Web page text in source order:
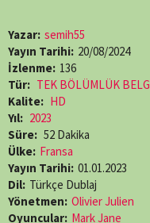
Yazar: semih55
Yayın Tarihi: 20/08/2024
İzlenme: 136
Tür: TEK BÖLÜMLÜK
Kalite: HD
Yıl: 2023
Süre: 52 Dakika
Ülke: Fransa
Yayın Tarihi: 01.01.2023
Dil: Türkçe Dublaj
Yönetmen: Olivier Julien
Oyuncular: Mark Jane